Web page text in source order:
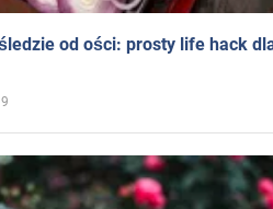
od ości: prosty life hack
9